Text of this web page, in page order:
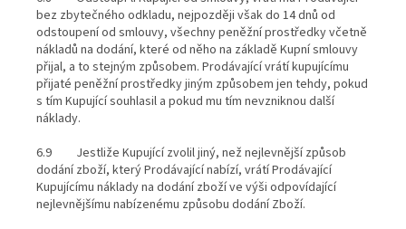
bez zbytečného odkladu, nejpozději však do 14 dnů od
odstoupení od smlouvy, všechny peněžní prostředky včetně
nákladů na dodání, které od něho na základě Kupní smlouvy
přijal, a to stejným způsobem. Prodávající vrátí kupujícímu
přijaté peněžní prostředky jiným způsobem jen tehdy, pokud
s tím Kupující souhlasil a pokud mu tím nevzniknou další
náklady.
6.9 Jestliže Kupující zvolil jiný, než nejlevnější způsob
dodání zboží, který Prodávající nabízí, vrátí Prodávající
Kupujícímu náklady na dodání zboží ve výši odpovídající
nejlevnějšímu nabízenému způsobu dodání Zboží.